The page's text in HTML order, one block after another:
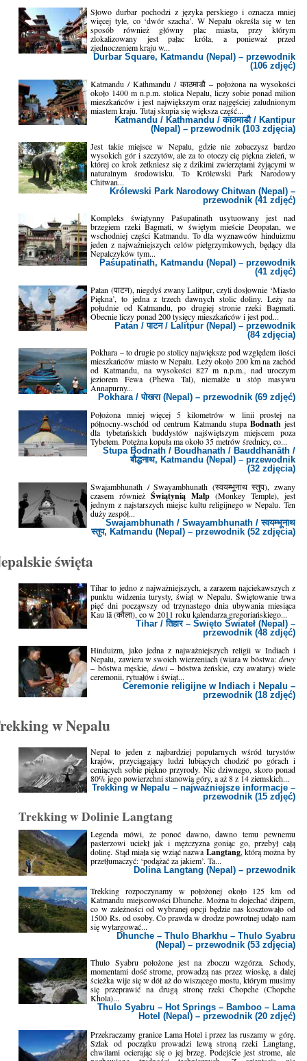
Słowo durbar pochodzi z języka perskiego i oznacza mniej
więcej tyle, co ‘dwór szacha’. W Nepalu określa się w ten
sposób również główny plac miasta, przy którym
zlokalizowany jest pałac króla, a ponieważ przed
zjednoczeniem kraju w...
Durbar Square, Katmandu (Nepal) – przewodnik
(106 zdjęć)
Katmandu / Kathmandu / काठमाडौ – położona na wysokości
około 1400 m n.p.m. stolica Nepalu, liczy sobie ponad milion
mieszkańców i jest największym oraz najgęściej zaludnionym
miastem kraju. Tutaj skupia się większa część...
Katmandu / Kathmandu / काठमाडौ / Kantipur
(Nepal) – przewodnik (103 zdjęcia)
Jest takie miejsce w Nepalu, gdzie nie zobaczysz bardzo
wysokich gór i szczytów, ale za to otoczy cię piękna zieleń, w
której co krok zetkniesz się z dzikimi zwierzętami żyjącymi w
naturalnym środowisku. To Królewski Park Narodowy
Chitwan...
Królewski Park Narodowy Chitwan (Nepal) –
przewodnik (41 zdjęć)
Kompleks świątynny Paśupatinath usytuowany jest nad
brzegiem rzeki Bagmati, w świętym mieście Deopatan, we
wschodniej części Katmandu. To dla wyznawców hinduizmu
jeden z najważniejszych celów pielgrzymkowych, będący dla
Nepalczyków tym...
Paśupatinath, Katmandu (Nepal) – przewodnik
(41 zdjęć)
Patan (पाटन), niegdyś zwany Lalitpur, czyli dosłownie ‘Miasto
Piękna’, to jedna z trzech dawnych stolic doliny. Leży na
południe od Katmandu, po drugiej stronie rzeki Bagmati.
Obecnie liczy ponad 200 tysięcy mieszkańców i jest pod...
Patan / पाटन / Lalitpur (Nepal) – przewodnik
(84 zdjęcia)
Pokhara – to drugie po stolicy największe pod względem ilości
mieszkańców miasto w Nepalu. Leży około 200 km na zachód
od Katmandu, na wysokości 827 m n.p.m., nad uroczym
jeziorem Fewa (Phewa Tal), niemalże u stóp masywu
Annapurny...
Pokhara / पोखरा (Nepal) – przewodnik (69 zdjęć)
Położona mniej więcej 5 kilometrów w linii prostej na
północny-wschód od centrum Katmandu stupa Bodnath jest
dla tybetańskich buddystów najświętszym miejscem poza
Tybetem. Potężna kopuła ma około 35 metrów średnicy, co...
Stupa Bodnath / Boudhanath / Bauddhanāth /
बौद्धनाथ, Katmandu (Nepal) – przewodnik
(32 zdjęcia)
Swajambhunath / Swayambhunath (स्वयम्भूनाथ स्तुप), zwany
czasem równieżŚwiątynią Małp (Monkey Temple), jest
jednym z najstarszych miejsc kultu religijnego w Nepalu. Ten
duży zespół...
Swajambhunath / Swayambhunath / स्वयम्भूनाथ
स्तुप, Katmandu (Nepal) – przewodnik (52 zdjęcia)
święta
Tihar to jedno z najważniejszych, a zarazem najciekawszych z
punktu widzenia turysty, świąt w Nepalu. Świętowanie trwa
pięć dni począwszy od trzynastego dnia ubywania miesiąca
Kau lā (कौला), co w 2011 roku kalendarza gregoriańskiego...
Tihar / तिहार – Święto Świateł (Nepal) –
przewodnik (48 zdjęć)
Hinduizm, jako jedna z najważniejszych religii w Indiach i
Nepalu, zawiera w swoich wierzeniach (wiara w bóstwa: dewy
– bóstwa męskie, dewi– bóstwa żeńskie, czy awatary) wiele
ceremonii, rytuałów i świąt...
Ceremonie religijne w Indiach i Nepalu –
przewodnik (18 zdjęć)
w Nepalu
Nepal to jeden z najbardziej popularnych wśród turystów
krajów, przyciągający ludzi lubiących chodzić po górach i
ceniących sobie piękno przyrody. Nic dziwnego, skoro ponad
80% jego powierzchni stanowią góry, a aż 8 z 14 ziemskich...
Trekking w Nepalu – najważniejsze informacje –
przewodnik (15 zdjęć)
Trekking w Dolinie Langtang
Legenda mówi, że ponoć dawno, dawno temu pewnemu
pasterzowi uciekł jak i mężczyzna goniąc go, przebył całą
dolinę. Stąd miała się wziąć nazwa Langtang, którą można by
przetłumaczyć: ‘podążać za jakiem’. Ta...
Dolina Langtang (Nepal) – przewodnik
Trekking rozpoczynamy w położonej około 125 km od
Katmandu miejscowości Dhunche. Można tu dojechać dżipem,
co w zależności od wybranej opcji będzie nas kosztowało od
1500 Rs. od osoby. Co prawda w drodze powrotnej udało nam
się wytargować...
Dhunche – Thulo Bharkhu – Thulo Syabru
(Nepal) – przewodnik (53 zdjęcia)
Thulo Syabru położone jest na zboczu wzgórza. Schody,
momentami dość strome, prowadzą nas przez wioskę, a dalej
ścieżka wije się w dół aż do wiszącego mostu, którym musimy
się przeprawić na drugą stronę rzeki Chopche (Chopche
Khola)...
Thulo Syabru – Hot Springs – Bamboo – Lama
Hotel (Nepal) – przewodnik (20 zdjęć)
Przekraczamy granice Lama Hotel i przez las ruszamy w górę.
Szlak od początku prowadzi lewą stroną rzeki Langtang,
chwilami ocierając się o jej brzeg. Podejście jest strome, ale